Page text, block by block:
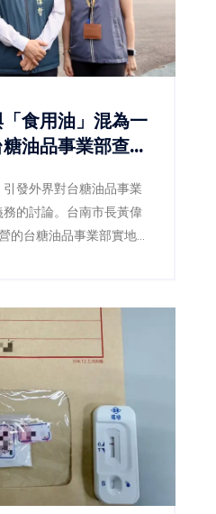
食用油」混為一
油品事業部查
發外界對台糖油品事業
的討論。台南市長黃偉
的台糖油品事業部實地訪
場也再次釐清「此油非
續擴散。